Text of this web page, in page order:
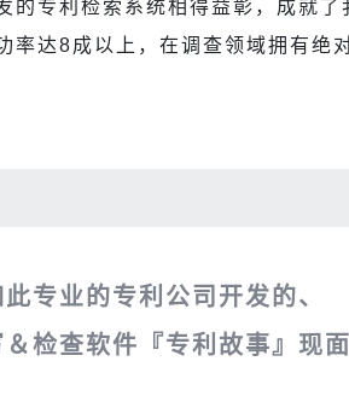
的专利检索系统相得益彰，成就
率达8成以上，在调查领域拥有绝
此专业的专利公司开发的、
检查软件『专利故事』现